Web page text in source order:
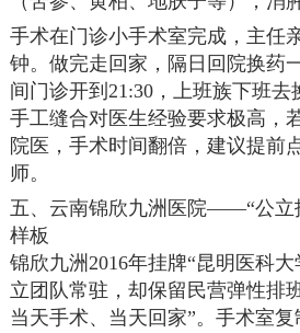
手术在门诊小手术室完成，主任
钟。做完走回家，隔日回院换药
间门诊开到21:30，上班族下班去
手工缝合对医生经验要求极高，
院医，手术时间翻倍，建议提前
师。
五、云南锦欣九洲医院——“公立
样板
锦欣九洲2016年挂牌“昆明医科
立团队常驻，却保留民营弹性排
当天手术、当天回家”。手术室